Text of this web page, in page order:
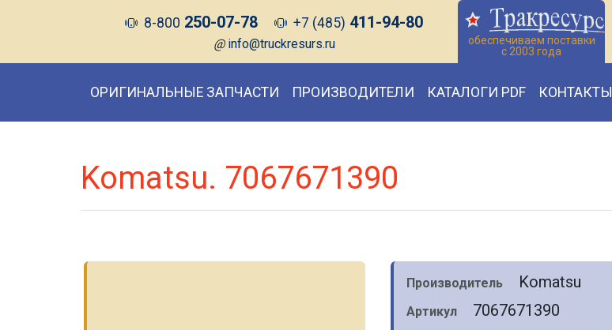
8-800 250-07-78 +7 (485) 411-94-80
@ info@truckresurs.ru
обеспечиваем поставки
с 2003 года
ОРИГИНАЛЬНЫЕ ЗАПЧАСТИ ПРОИЗВОДИТЕЛИ КАТАЛОГИ PDF КОНТАКТЫ
Komatsu. 7067671390
Производитель Komatsu
Артикул 7067671390